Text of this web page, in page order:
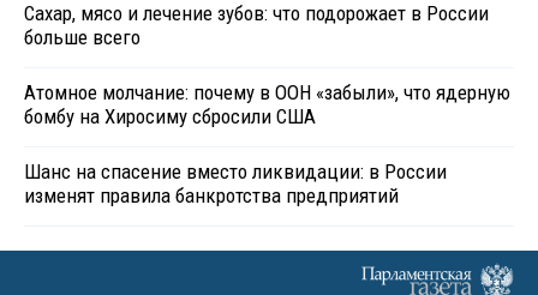
Сахар, мясо и лечение зубов: что подорожает в России
больше всего
Атомное молчание: почему в ООН «забыли», что ядерную
бомбу на Хиросиму сбросили США
Шанс на спасение вместо ликвидации: в России
изменят правила банкротства предприятий